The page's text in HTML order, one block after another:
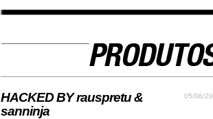
05/06/
HACKED BY rauspretu &
sanninja